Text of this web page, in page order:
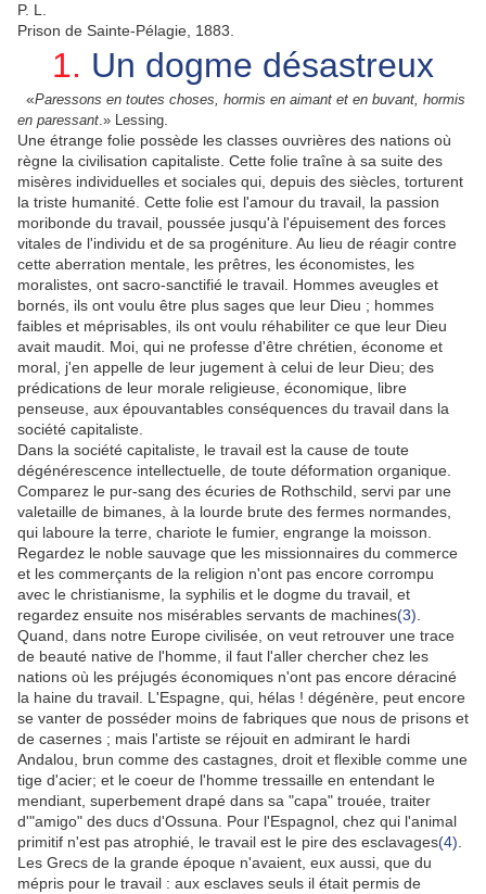
P. L.
Prison de Sainte-Pélagie, 1883.
1. Un dogme désastreux
«Paressons en toutes choses, hormis en aimant et en buvant, hormis
en paressant.» Lessing
Une étrange folie possède les classes ouvrières des nations où
règne la civilisation capitaliste. Cette folie traîne à sa suite des
misères individuelles et sociales qui, depuis des siècles, torturent
la triste humanité. Cette folie est l'amour du travail, la passion
moribonde du travail, poussée jusqu'à l'épuisement des forces
vitales de l'individu et de sa progéniture. Au lieu de réagir contre
cette aberration mentale, les prêtres, les économistes, les
moralistes, ont sacro-sanctifié le travail. Hommes aveugles et
bornés, ils ont voulu être plus sages que leur Dieu ; hommes
faibles et méprisables, ils ont voulu réhabiliter ce que leur Dieu
avait maudit. Moi, qui ne professe d'être chrétien, économe et
moral, j'en appelle de leur jugement à celui de leur Dieu; des
prédications de leur morale religieuse, économique, libre
penseuse, aux épouvantables conséquences du travail dans la
société capitaliste.
Dans la société capitaliste, le travail est la cause de toute
dégénérescence intellectuelle, de toute déformation organique.
Comparez le pur-sang des écuries de Rothschild, servi par une
valetaille de bimanes, à la lourde brute des fermes normandes,
qui laboure la terre, chariote le fumier, engrange la moisson.
Regardez le noble sauvage que les missionnaires du commerce
et les commerçants de la religion n'ont pas encore corrompu
avec le christianisme, la syphilis et le dogme du travail, et
regardez ensuite nos misérables servants de machines(3)
Quand, dans notre Europe civilisée, on veut retrouver une trace
de beauté native de l'homme, il faut l'aller chercher chez les
nations où les préjugés économiques n'ont pas encore déraciné
la haine du travail. L'Espagne, qui, hélas ! dégénère, peut encore
se vanter de posséder moins de fabriques que nous de prisons et
de casernes ; mais l'artiste se réjouit en admirant le hardi
Andalou, brun comme des castagnes, droit et flexible comme une
tige d'acier; et le coeur de l'homme tressaille en entendant le
mendiant, superbement drapé dans sa "capa" trouée, traiter
d'"amigo" des ducs d'Ossuna. Pour l'Espagnol, chez qui l'animal
primitif n'est pas atrophié, le travail est le pire des esclavages(4)
Les Grecs de la grande époque n'avaient, eux aussi, que du
mépris pour le travail : aux esclaves seuls il était permis de